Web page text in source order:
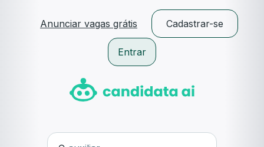
Anunciar vagas grátis Cadastrar-se
Entrar